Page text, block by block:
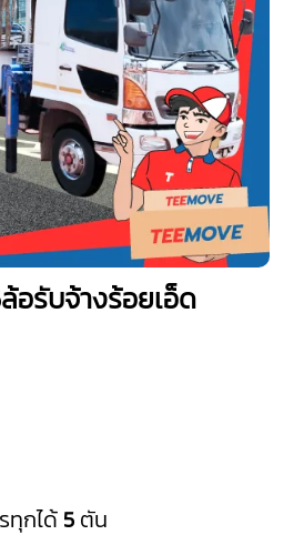
อรับจ้างร้อยเอ็ด
ทุกได้ 5 ตัน